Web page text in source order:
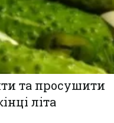
та просушити
літа